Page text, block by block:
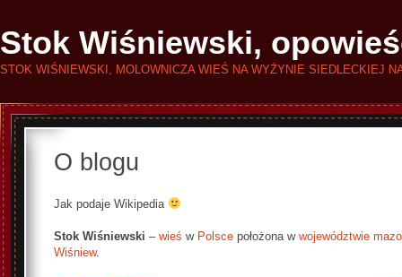
Stok Wiśniewski,
STOK WIŚNIEWSKI, MOLOWNICZA WIEŚ NA WYŻYNIE SIEDLECKIEJ
O blogu
Jak podaje Wikipedia
Stok Wiśniewski – wieś w Polsce położona w województwie
Wiśniew.